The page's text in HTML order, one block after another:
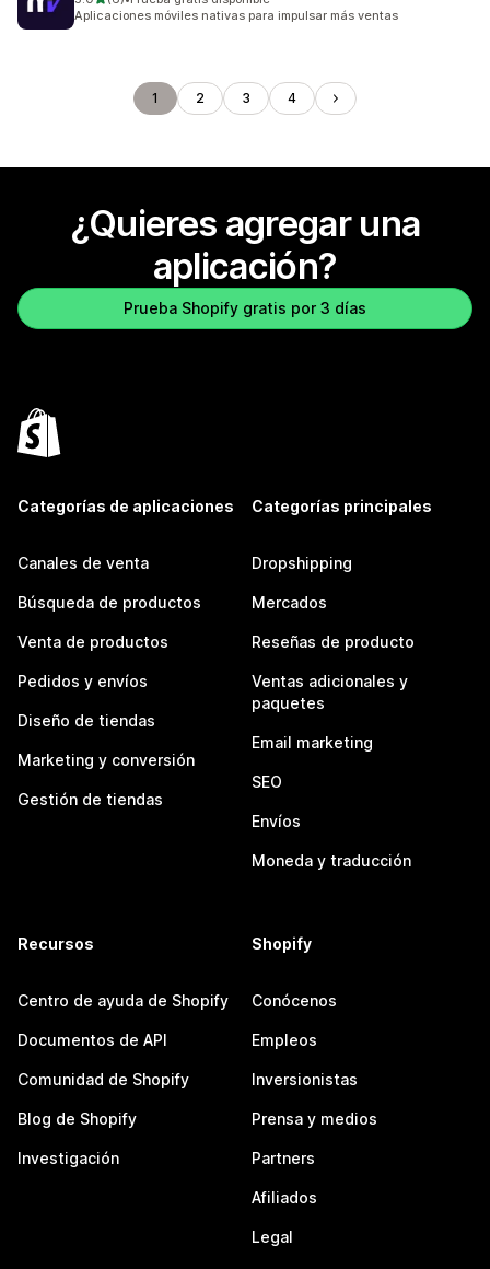
6 reseñas en total
Aplicaciones móviles nativas para impulsar más ventas
1 2 3 4
¿Quieres agregar una
aplicación?
Prueba Shopify gratis por 3 días
Categorías de aplicaciones
Canales de venta
Búsqueda de productos
Venta de productos
Pedidos y envíos
Diseño de tiendas
Marketing y conversión
Gestión de tiendas
Categorías principales
Dropshipping
Mercados
Reseñas de producto
Ventas adicionales y
paquetes
Email marketing
SEO
Envíos
Moneda y traducción
Recursos
Centro de ayuda de Shopify
Documentos de API
Comunidad de Shopify
Blog de Shopify
Investigación
Shopify
Conócenos
Empleos
Inversionistas
Prensa y medios
Partners
Afiliados
Legal